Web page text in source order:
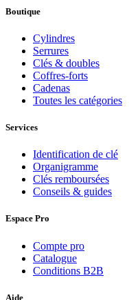
Boutique
Cylindres
Serrures
Clés & doubles
Coffres-forts
Cadenas
Toutes les catégories
Services
Identification de clé
Organigramme
Clés remboursées
Conseils & guides
Espace Pro
Compte pro
Catalogue
Conditions B2B
Aide